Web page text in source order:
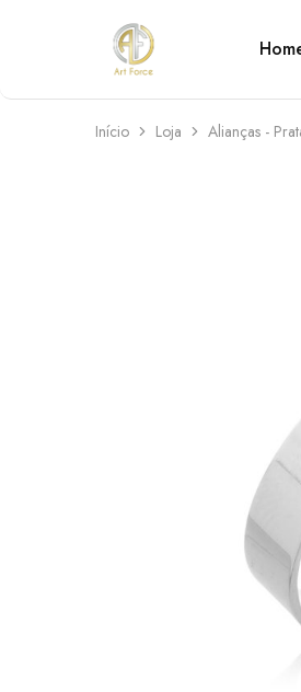
Art
Force
Semijoias
personalizadas
Início Loja Alianças -